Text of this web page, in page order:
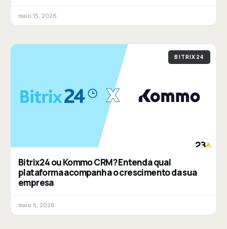
maio 15, 2026
BITRIX24
Bitrix24 ou Kommo CRM? Entenda qual
plataforma acompanha o crescimento da sua
empresa
maio 5, 2026